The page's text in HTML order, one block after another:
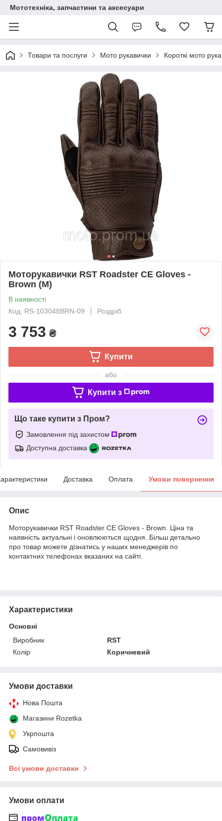
Мототехніка, запчастини та аксесуари
Товари та послуги Мото рукавички Короткі мото
Моторукавички RST Roadster CE Gloves -
Brown (M)
В наявності
Код: RS-103048BRN-09
Роздріб
3 753 ₴
Купити
або
Купити з
Що таке купити з Пром?
Замовлення під захистом
Доступна доставка
Доставка Оплата Умови повернення
Опис
Моторукавички RST Roadster CE Gloves - Brown. Ціна та
наявність актуальні і оновлюються щодня. Більш детально
про товар можете дізнатись у наших менеджерів по
контактних телефонах вказаних на сайті.
Характеристики
Основні
Виробник
RST
Колір
Коричневий
Умови доставки
Нова Пошта
Магазини Rozetka
Укрпошта
Самовивіз
Всі умови доставки
Умови оплати